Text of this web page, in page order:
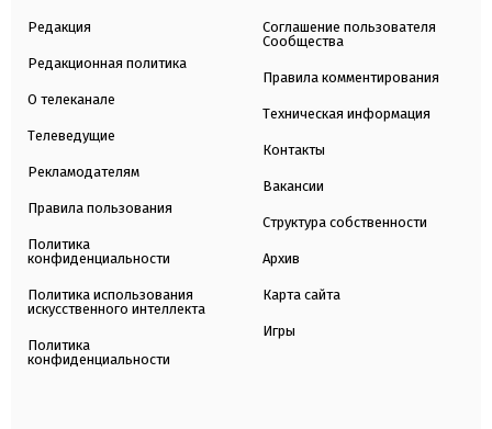
Редакция
Редакционная политика
О телеканале
Телеведущие
Рекламодателям
Правила пользования
Политика
конфиденциальности
Политика использования
искусственного интеллекта
Политика
конфиденциальности
Соглашение пользователя
Сообщества
Правила комментирования
Техническая информация
Контакты
Вакансии
Структура собственности
Архив
Карта сайта
Игры